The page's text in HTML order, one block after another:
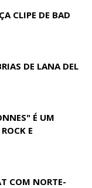
CLIPE DE BAD
DE LANA DEL
É UM
E
COM NORTE-